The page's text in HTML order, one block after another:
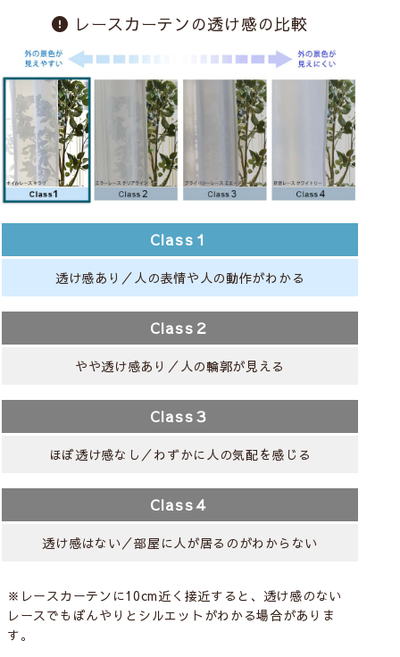
レースカーテンの透け感の比較
Class１
透け感あり／人の表情や人の動作がわかる
Class２
やや透け感あり／人の輪郭が見える
Class３
ほぼ透け感なし／わずかに人の気配を感じる
Class４
透け感はない／部屋に人が居るのがわからない
※レースカーテンに10cm近く接近すると、透け感のない
レースでもぼんやりとシルエットがわかる場合がありま
す。